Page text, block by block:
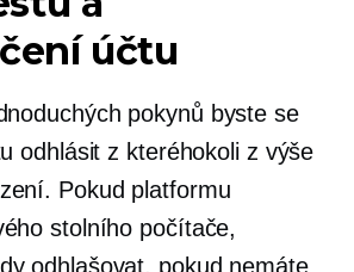
účtu
pokynů byste se
odhlásit z kteréhokoli z výše
Pokud platformu
stolního počítače,
odhlašovat, pokud nemáte